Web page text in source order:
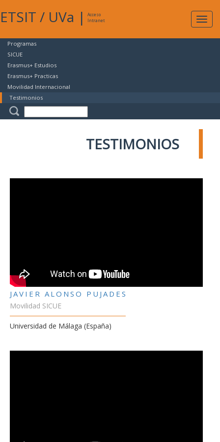
ETSIT / UVa |
Acceso
Intranet
Programas
SICUE
Erasmus+ Estudios
Erasmus+ Practicas
Movilidad Internacional
Testimonios
TESTIMONIOS
JAVIER ALONSO PUJADES
Movilidad SICUE
Universidad de Málaga (España)